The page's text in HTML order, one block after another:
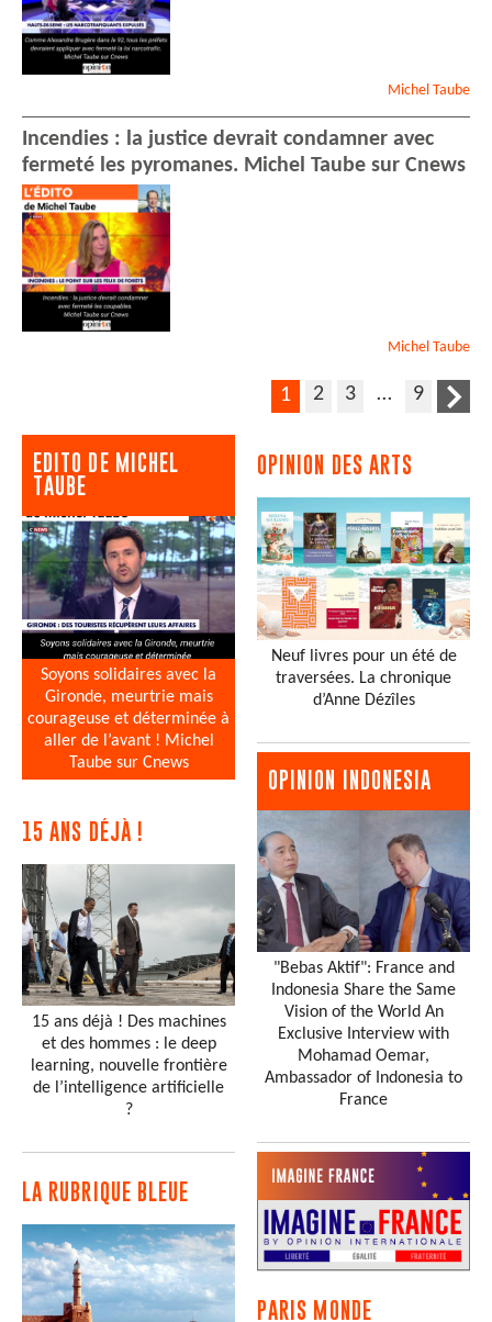
Michel Taube
Incendies : la justice devrait condamner avec
fermeté les pyromanes. Michel Taube sur Cnews
Michel Taube
1 2 3 … 9
EDITO DE MICHEL
TAUBE
Soyons solidaires avec la
Gironde, meurtrie mais
courageuse et déterminée à
aller de l’avant ! Michel
Taube sur Cnews
15 ANS DÉJÀ !
15 ans déjà ! Des machines
et des hommes : le deep
learning, nouvelle frontière
de l’intelligence artificielle
?
LA RUBRIQUE BLEUE
OPINION DES ARTS
Neuf livres pour un été de
traversées. La chronique
d’Anne Dézîles
OPINION INDONESIA
"Bebas Aktif": France and
Indonesia Share the Same
Vision of the World An
Exclusive Interview with
Mohamad Oemar,
Ambassador of Indonesia to
France
PARIS MONDE